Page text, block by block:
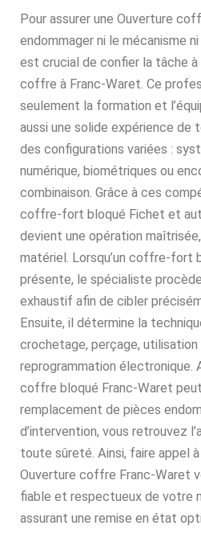
Pour assurer une Ouverture
endommager ni le mécanisme
est crucial de confier la tâche à
coffre à Franc-Waret. Ce
seulement la formation et
aussi une solide expérience de
des configurations variées :
numérique, biométriques ou
combinaison. Grâce à ces
coffre-fort bloqué Fichet et
devient une opération
matériel. Lorsqu’un coffre-fort
présente, le spécialiste
exhaustif afin de cibler
Ensuite, il détermine la
crochetage, perçage, utilisation
reprogrammation électronique.
coffre bloqué Franc-Waret
remplacement de pièces
d’intervention, vous retrouvez
toute sûreté. Ainsi, faire appel à
Ouverture coffre Franc-Waret
fiable et respectueux de votre
assurant une remise en état